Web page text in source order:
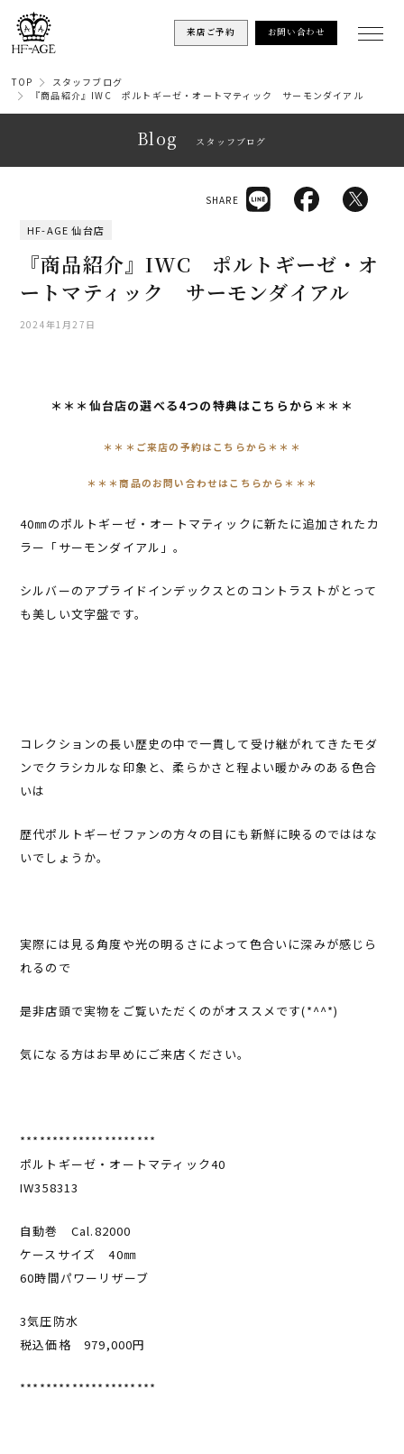
来店ご予約 お問い合わせ
TOP
スタッフブログ
『商品紹介』IWC ポルトギーゼ・オートマティック サーモンダイアル
Blog スタッフブログ
HF-AGE 仙台店
『商品紹介』IWC ポルトギーゼ・オ
ートマティック サーモンダイアル
2024年1月27日
SHARE
＊＊＊仙台店の選べる4つの特典はこちらから＊＊＊
＊ ＊＊ご来店の予約はこちらから＊＊＊
＊＊＊商品のお問い合わせはこちらから＊＊＊
40㎜のポルトギーゼ・オートマティックに新たに追加されたカ
ラー「サーモンダイアル」。
シルバーのアプライドインデックスとのコントラストがとって
も美しい文字盤です。
コレクションの長い歴史の中で一貫して受け継がれてきたモダ
ンでクラシカルな印象と、柔らかさと程よい暖かみのある色合
いは
歴代ポルトギーゼファンの方々の目にも新鮮に映るのでははな
いでしょうか。
実際には見る角度や光の明るさによって色合いに深みが感じら
れるので
是非店頭で実物をご覧いただくのがオススメです(*^^*)
気になる方はお早めにご来店ください。
*********************
ポルトギーゼ・オートマティック40
IW358313
自動巻 Cal.82000
ケースサイズ 40㎜
60時間パワーリザーブ
3気圧防水
税込価格 979,000円
*********************